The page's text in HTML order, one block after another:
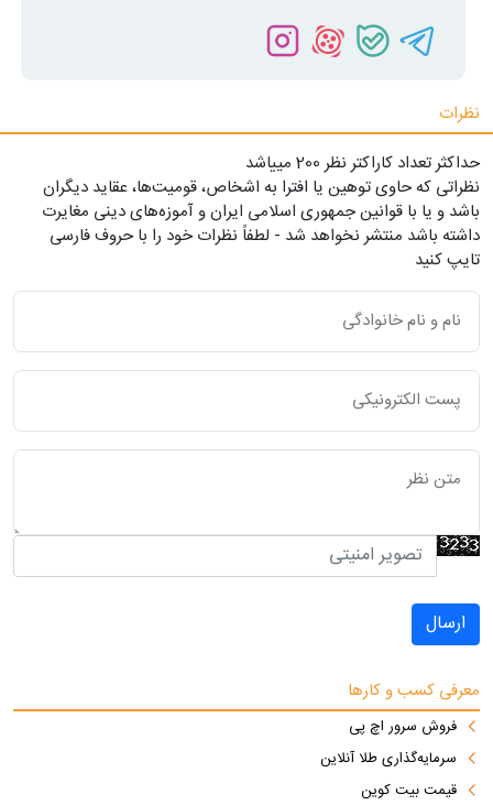
نظرات
حداکثر تعداد کاراکتر نظر 200 ميياشد
نظراتی که حاوی توهین یا افترا به اشخاص، قومیت‌ها، عقاید دیگران
باشد و یا با قوانین جمهوری اسلامی ایران و آموزه‌های دینی مغایرت
داشته باشد منتشر نخواهد شد - لطفاً نظرات خود را با حروف فارسی
تایپ کنید
ارسال
معرفی کسب و کارها
فروش سرور اچ پی
سرمایه‌گذاری طلا آنلاین
قیمت بیت کوین